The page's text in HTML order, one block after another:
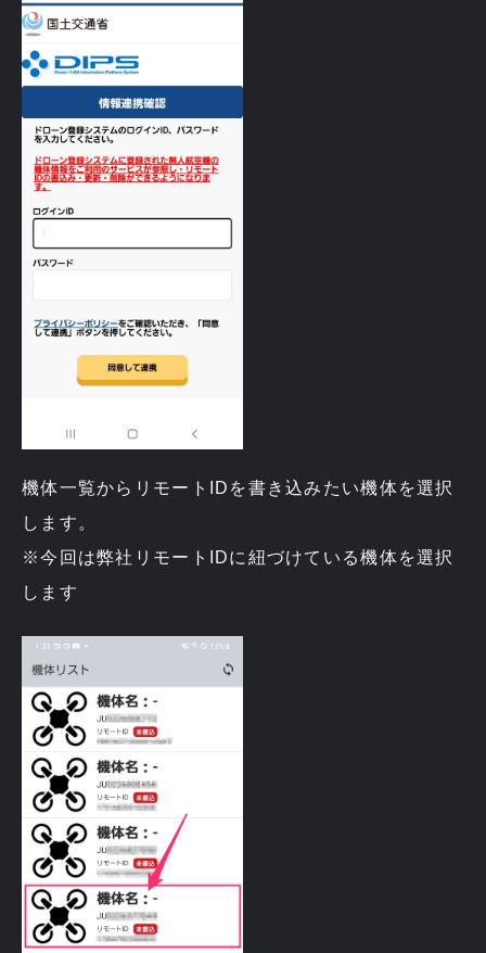
機体一覧からリモートIDを書き込みたい機体を選択
します。
※今回は弊社リモートIDに紐づけている機体を選択
します